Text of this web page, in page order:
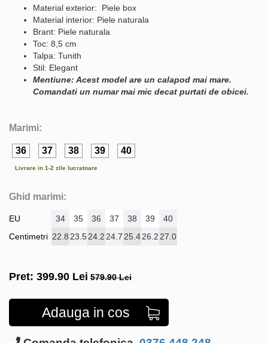
Material exterior: Piele box
Material interior: Piele naturala
Brant: Piele naturala
Toc: 8,5 cm
Talpa: Tunith
Stil: Elegant
Mentiune: Acest model are un calapod mai mare.
Comandati un numar mai mic decat purtati de obicei.
Marimi:
36 37 38 39 40
Livrare in 1-2 zile lucratoare
Ghid marimi:
EU
Centimetri
34 35 36 37 38 39
40
22.8 23.524.2 24.7 25.426.2 27.0
Pret: 399.90 Lei 579.90 Lei
Adauga in cos